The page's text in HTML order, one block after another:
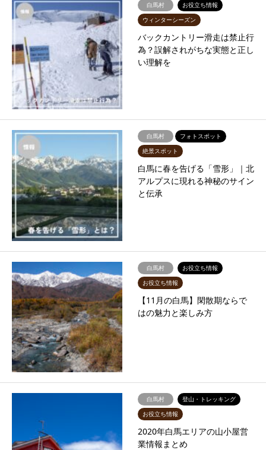
白馬村
お役立ち情報
ウィンターシーズン
バックカントリー滑走は禁止行
為？誤解されがちな実態と正し
い理解を
白馬村
フォトスポット
絶景スポット
白馬に春を告げる「雪形」｜北
アルプスに現れる神秘のサイン
と伝承
白馬村
お役立ち情報
お役立ち情報
【11月の白馬】閑散期ならで
はの魅力と楽しみ方
白馬村
登山・トレッキング
お役立ち情報
2020年白馬エリアの山小屋営
業情報まとめ